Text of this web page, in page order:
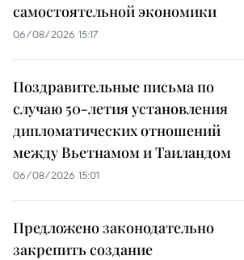
самостоятельной экономики
06/08/2026 15:17
Поздравительные письма по
случаю 50-летия установления
дипломатических отношений
между Вьетнамом и Таиландом
06/08/2026 15:01
Предложено законодательно
закрепить создание